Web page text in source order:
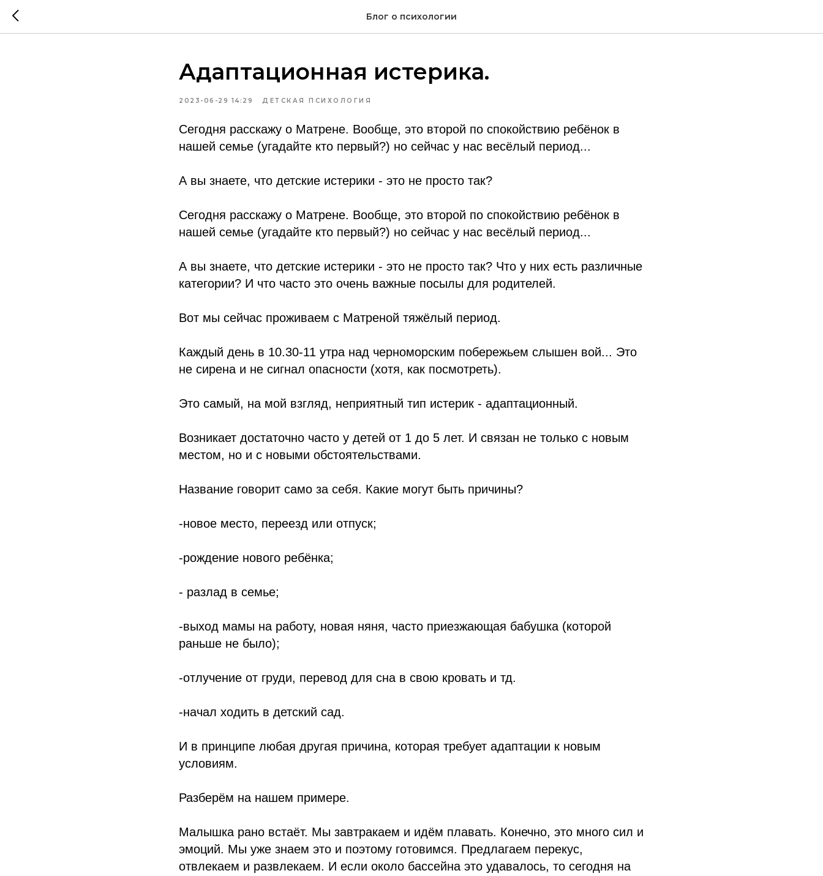
Блог о психологии
Адаптационная истерика.
2023-06-29 14:29 ДЕТСКАЯ ПСИХОЛОГИЯ
Сегодня расскажу о Матрене. Вообще, это второй по спокойствию ребёнок в
нашей семье (угадайте кто первый?) но сейчас у нас весёлый период...
А вы знаете, что детские истерики - это не просто так?
Сегодня расскажу о Матрене. Вообще, это второй по спокойствию ребёнок в
нашей семье (угадайте кто первый?) но сейчас у нас весёлый период...
А вы знаете, что детские истерики - это не просто так? Что у них есть различные
категории? И что часто это очень важные посылы для родителей.
Вот мы сейчас проживаем с Матреной тяжёлый период.
Каждый день в 10.30-11 утра над черноморским побережьем слышен вой... Это
не сирена и не сигнал опасности (хотя, как посмотреть).
Это самый, на мой взгляд, неприятный тип истерик - адаптационный.
Возникает достаточно часто у детей от 1 до 5 лет. И связан не только с новым
местом, но и с новыми обстоятельствами.
Название говорит само за себя. Какие могут быть причины?
-️новое место, переезд или отпуск;
-️рождение нового ребёнка;
-️ разлад в семье;
-️выход мамы на работу, новая няня, часто приезжающая бабушка (которой
раньше не было);
-️отлучение от груди, перевод для сна в свою кровать и тд.
️-начал ходить в детский сад.
И в принципе любая другая причина, которая требует адаптации к новым
условиям.
Разберём на нашем примере.
Малышка рано встаёт. Мы завтракаем и идём плавать. Конечно, это много сил и
эмоций. Мы уже знаем это и поэтому готовимся. Предлагаем перекус,
отвлекаем и развлекаем. И если около бассейна это удавалось, то сегодня на